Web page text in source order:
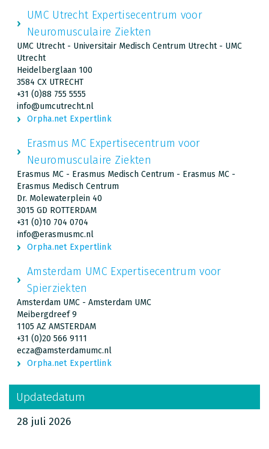
UMC Utrecht Expertisecentrum voor
Neuromusculaire Ziekten
UMC Utrecht - Universitair Medisch Centrum Utrecht - UMC
Utrecht
Heidelberglaan 100
3584 CX UTRECHT
+31 (0)88 755 5555
info@umcutrecht.nl
Orpha.net Expertlink
Erasmus MC Expertisecentrum voor
Neuromusculaire Ziekten
Erasmus MC - Erasmus Medisch Centrum - Erasmus MC -
Erasmus Medisch Centrum
Dr. Molewaterplein 40
3015 GD ROTTERDAM
+31 (0)10 704 0704
info@erasmusmc.nl
Orpha.net Expertlink
Amsterdam UMC Expertisecentrum voor
Spierziekten
Amsterdam UMC - Amsterdam UMC
Meibergdreef 9
1105 AZ AMSTERDAM
+31 (0)20 566 9111
ecza@amsterdamumc.nl
Orpha.net Expertlink
Updatedatum
28 juli 2026